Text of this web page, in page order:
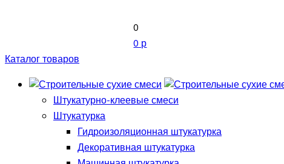
0
0 р
Каталог товаров
Штукатурно-клеевые смеси
Штукатурка
Гидроизоляционная штукатурка
Декоративная штукатурка